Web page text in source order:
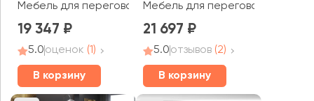
Мебель для переговорных Стайл Проджект Директ /
19 347
5.0оценок (1)
В корзину
Мебель для переговорных
21 697
5.0отзывов (2)
В корзину